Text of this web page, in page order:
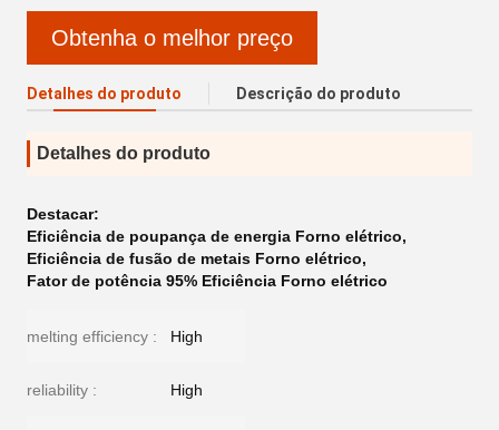
Obtenha o melhor preço
Detalhes do produto Descrição do produto
Detalhes do produto
Destacar:
Eficiência de poupança de energia Forno elétrico,
Eficiência de fusão de metais Forno elétrico,
Fator de potência 95% Eficiência Forno elétrico
melting efficiency : High
reliability : High